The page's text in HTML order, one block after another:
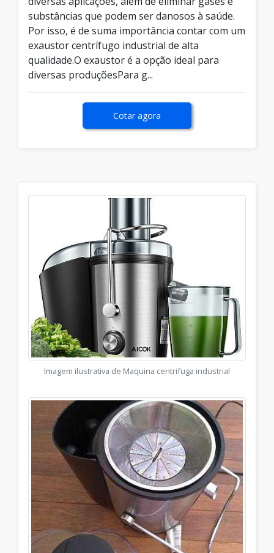
substâncias que podem ser danosos à saúde.
Por isso, é de suma importância contar com um
exaustor centrífugo industrial de alta
qualidade.O exaustor é a opção ideal para
diversas produçõesPara g...
Cotar agora
Imagem ilustrativa de Maquina centrifuga industrial